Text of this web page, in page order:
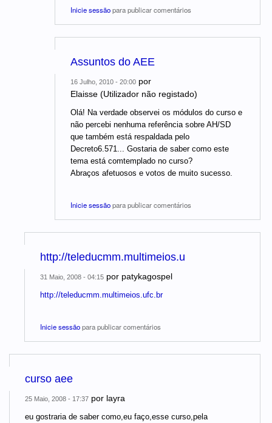
Inicie sessãopara publicar comentários
Assuntos do AEE
16 Julho, 2010 - 20:00 por
Elaisse (Utilizador não registado)
Olá! Na verdade observei os módulos do curso e
não percebi nenhuma referência sobre AH/SD
que também está respaldada pelo
Decreto6.571... Gostaria de saber como este
tema está comtemplado no curso?
Abraços afetuosos e votos de muito sucesso.
Inicie sessãopara publicar comentários
http://teleducmm.multimeios.u
31 Maio, 2008 - 04:15 por patykagospel
http://teleducmm.multimeios.ufc.br
Inicie sessãopara publicar comentários
curso aee
25 Maio, 2008 - 17:37 por layra
eu gostraria de saber como,eu faço,esse curso,pela